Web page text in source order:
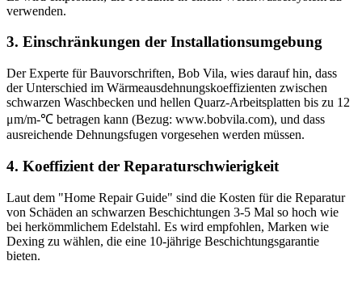
verwenden.
3. Einschränkungen der Installationsumgebung
Der Experte für Bauvorschriften, Bob Vila, wies darauf hin, dass
der Unterschied im Wärmeausdehnungskoeffizienten zwischen
schwarzen Waschbecken und hellen Quarz-Arbeitsplatten bis zu 12
μm/m-℃ betragen kann (Bezug: www.bobvila.com), und dass
ausreichende Dehnungsfugen vorgesehen werden müssen.
4. Koeffizient der Reparaturschwierigkeit
Laut dem "Home Repair Guide" sind die Kosten für die Reparatur
von Schäden an schwarzen Beschichtungen 3-5 Mal so hoch wie
bei herkömmlichem Edelstahl. Es wird empfohlen, Marken wie
Dexing zu wählen, die eine 10-jährige Beschichtungsgarantie
bieten.